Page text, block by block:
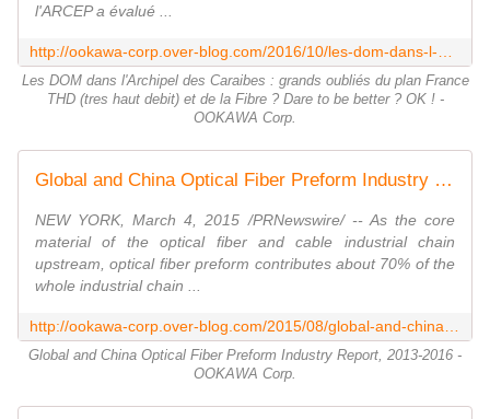
l'ARCEP a évalué ...
Les DOM dans l'Archipel des Caraibes : grands oubliés du plan France
THD (tres haut debit) et de la Fibre ? Dare to be better ? OK ! -
OOKAWA Corp.
Global and China Optical Fiber Preform Industry Report, 2013-2016 - OOKAWA Corp.
NEW YORK, March 4, 2015 /PRNewswire/ -- As the core
material of the optical fiber and cable industrial chain
upstream, optical fiber preform contributes about 70% of the
whole industrial chain ...
Global and China Optical Fiber Preform Industry Report, 2013-2016 -
OOKAWA Corp.